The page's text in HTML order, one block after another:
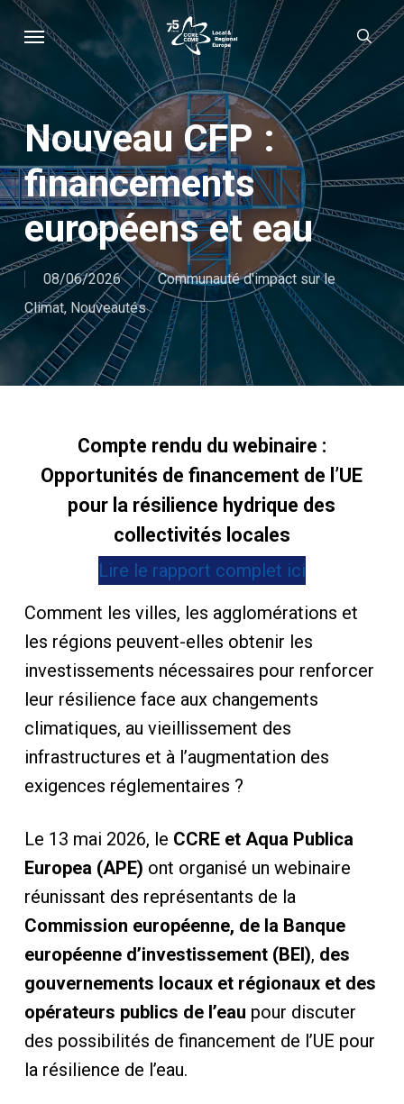
Skip
main
Menu
Nouveau CFP :
financements
européens et eau
08/06/2026
Communauté d'impact sur le
Climat, Nouveautés
Compte rendu du webinaire :
Opportunités de financement de l’UE
pour la résilience hydrique des
collectivités locales
Lire le rapport complet ici
Comment les villes, les agglomérations et
les régions peuvent-elles obtenir les
investissements nécessaires pour renforcer
leur résilience face aux changements
climatiques, au vieillissement des
infrastructures et à l’augmentation des
exigences réglementaires ?
Le 13 mai 2026, le CCRE et Aqua Publica
Europea (APE) ont organisé un webinaire
réunissant des représentants de la
Commission européenne, de la Banque
européenne d’investissement (BEI), des
gouvernements locaux et régionaux et des
opérateurs publics de l’eau pour discuter
des possibilités de financement de l’UE pour
la résilience de l’eau.